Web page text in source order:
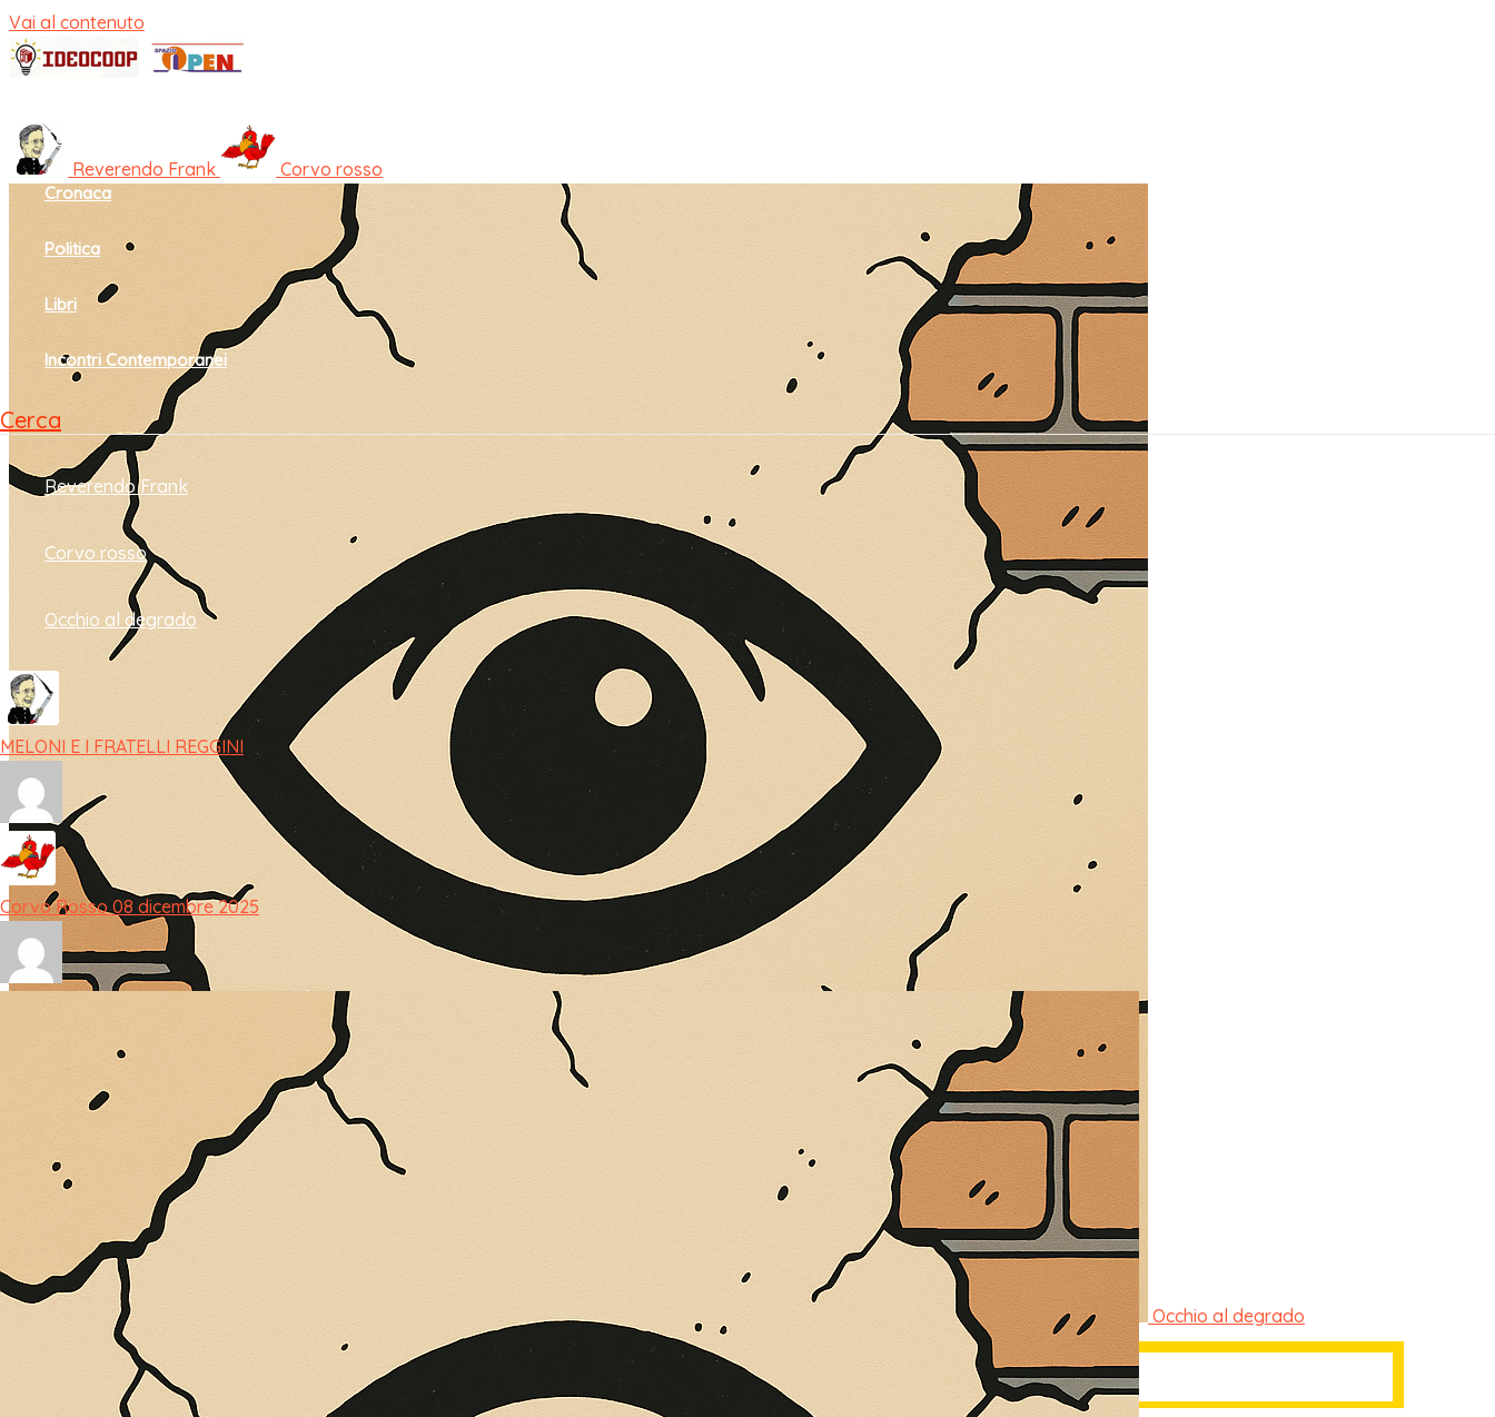
Vai al contenuto
Cultura e società
Cronaca
Politica
Libri
Incontri Contemporanei
Cerca
Reverendo Frank
Corvo rosso
Occhio al degrado
MELONI E I FRATELLI REGGINI
Corvo Rosso 08 dicembre 2025
Reverendo Frank Corvo rosso
Occhio al degrado